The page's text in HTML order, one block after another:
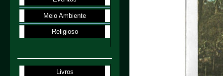
Meio Ambiente
Religioso
Livros